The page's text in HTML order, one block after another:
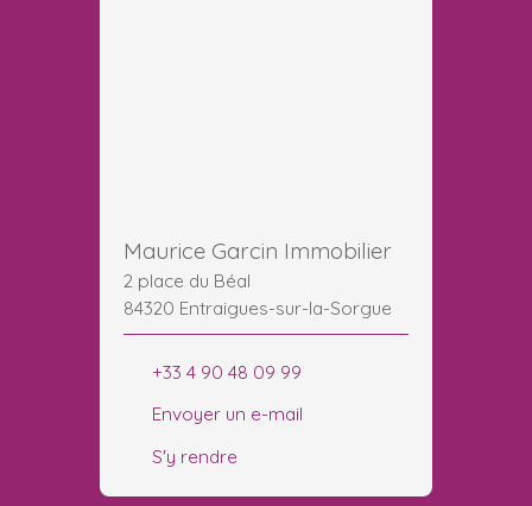
Maurice Garcin Immobilier
2 place du Béal
84320 Entraigues-sur-la-Sorgue
+33 4 90 48 09 99
Envoyer un e-mail
S'y rendre